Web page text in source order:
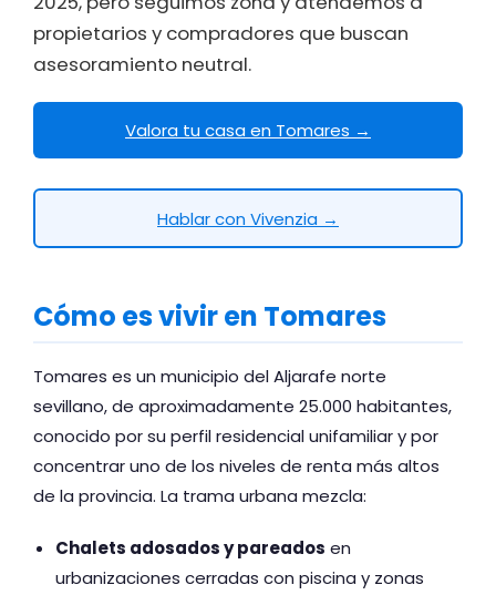
propietarios y compradores que buscan
asesoramiento neutral.
Valora tu casa en Tomares →
Hablar con Vivenzia →
Cómo es vivir en Tomares
Tomares es un municipio del Aljarafe norte
sevillano, de aproximadamente 25.000 habitantes,
conocido por su perfil residencial unifamiliar y por
concentrar uno de los niveles de renta más altos
de la provincia. La trama urbana mezcla:
Chalets adosados y pareados en
urbanizaciones cerradas con piscina y zonas